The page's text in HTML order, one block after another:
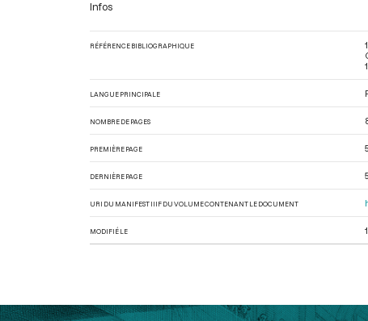
Infos
RÉFÉRENCE BIBLIOGRAPHIQUE
LANGUE PRINCIPALE
NOMBRE DE PAGES
PREMIÈRE PAGE
DERNIÈRE PAGE
URI DU MANIFEST IIIF DU VOLUME CONTENANT LE DOCUMENT
MODIFIÉ LE